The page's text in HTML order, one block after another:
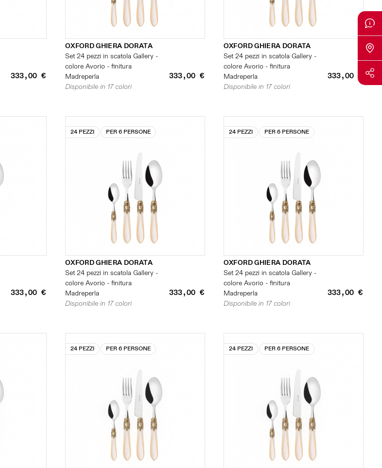
333,00 €
OXFORD GHIERA DORATA
Set 24 pezzi in scatola Gallery -
colore Avorio - finitura
Madreperla
333,00 €
Disponibile in 17 colori
OXFORD GHIERA DORATA
Set 24 pezzi in scatola Gallery -
colore Avorio - finitura
Madreperla
333,00 €
Disponibile in 17 colori
333,00 €
24 PEZZI PER 6 PERSONE
OXFORD GHIERA DORATA
Set 24 pezzi in scatola Gallery -
colore Avorio - finitura
Madreperla
333,00 €
Disponibile in 17 colori
24 PEZZI PER 6 PERSONE
OXFORD GHIERA DORATA
Set 24 pezzi in scatola Gallery -
colore Avorio - finitura
Madreperla
333,00 €
Disponibile in 17 colori
24 PEZZI PER 6 PERSONE 24 PEZZI PER 6 PERSONE